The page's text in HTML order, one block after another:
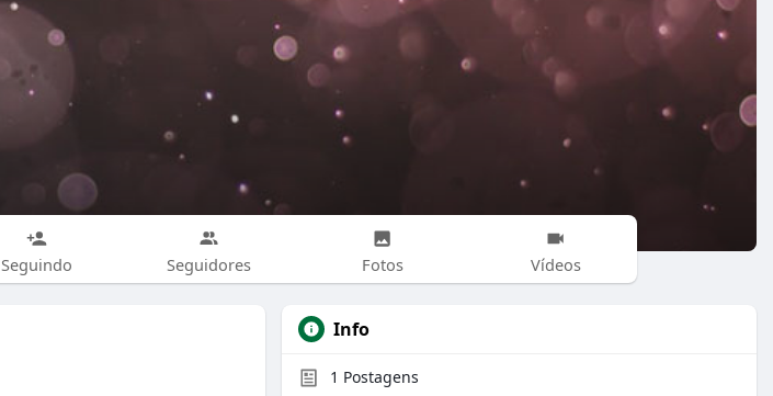
Seguindo Seguidores Fotos Vídeos
Info
1 Postagens